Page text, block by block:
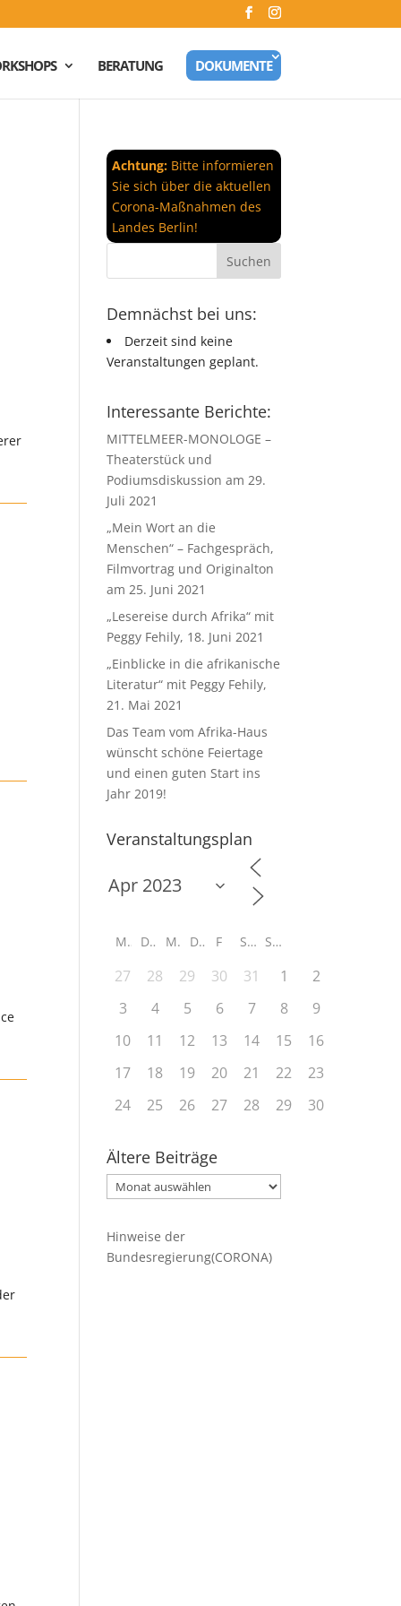
BERATUNG DOKUMENTE
Achtung: Bitte informieren
Sie sich über die aktuellen
Corona-Maßnahmen des
Landes Berlin!
Demnächst bei uns:
Derzeit sind keine
Veranstaltungen geplant.
Interessante Berichte:
MITTELMEER-MONOLOGE –
Theaterstück und
Podiumsdiskussion am 29.
Juli 2021
„Mein Wort an die
Menschen“ – Fachgespräch,
Filmvortrag und Originalton
am 25. Juni 2021
„Lesereise durch Afrika“ mit
Peggy Fehily, 18. Juni 2021
„Einblicke in die afrikanische
Literatur“ mit Peggy Fehily,
21. Mai 2021
Das Team vom Afrika-Haus
wünscht schöne Feiertage
und einen guten Start ins
Jahr 2019!
Veranstaltungsplan
M D M D F S S
27 28 29 30 31 1
2
3
4 5 6 7 8
9
10
11 12 13 14 15
16
17
18 19 20 21 22
23
24
25 26 27 28 29 30
Ältere Beiträge
Ältere
Beiträge
Hinweise der
Bundesregierung(CORONA)